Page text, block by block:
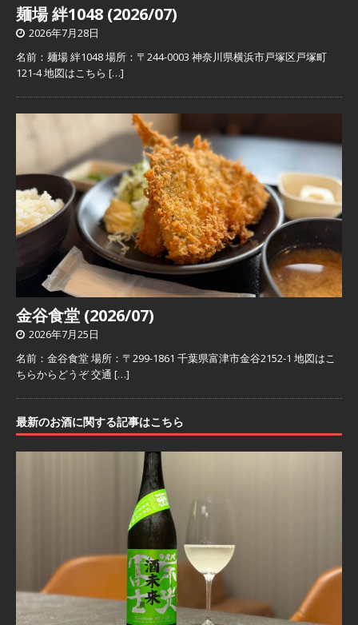
麺場 絆1048 (2026/07)
2026年7月28日
名前：麺場 絆1048 場所：〒244-0003 神奈川県横浜市戸塚区戸塚町
121-4 地図はこちら […]
金谷食堂 (2026/07)
2026年7月25日
名前：金谷食堂 場所：〒299-1861 千葉県富津市金谷2152-1 地図はこ
ちらからどうぞ 交通 […]
最新のお酒に関する記事はこちら